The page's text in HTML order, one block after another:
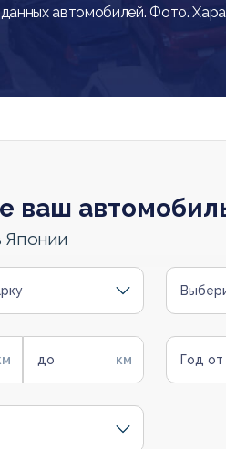
автомобилей. Фото.
ваш
Японии
до Год от